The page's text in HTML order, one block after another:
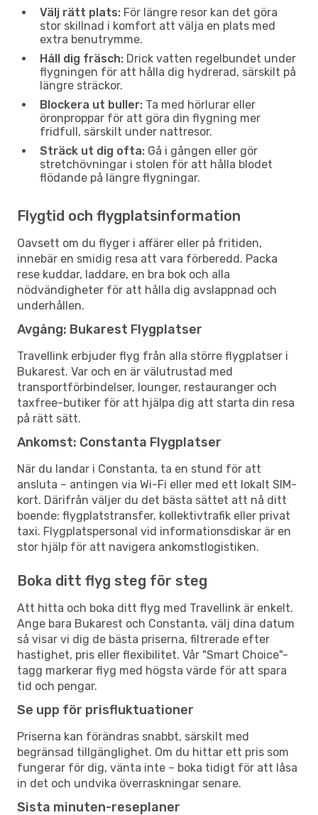
Välj rätt plats: För längre resor kan det göra
stor skillnad i komfort att välja en plats med
extra benutrymme.
Håll dig fräsch: Drick vatten regelbundet under
flygningen för att hålla dig hydrerad, särskilt på
längre sträckor.
Blockera ut buller: Ta med hörlurar eller
öronproppar för att göra din flygning mer
fridfull, särskilt under nattresor.
Sträck ut dig ofta: Gå i gången eller gör
stretchövningar i stolen för att hålla blodet
flödande på längre flygningar.
Flygtid och flygplatsinformation
Oavsett om du flyger i affärer eller på fritiden,
innebär en smidig resa att vara förberedd. Packa
rese kuddar, laddare, en bra bok och alla
nödvändigheter för att hålla dig avslappnad och
underhållen.
Avgång: Bukarest Flygplatser
Travellink erbjuder flyg från alla större flygplatser i
Bukarest. Var och en är välutrustad med
transportförbindelser, lounger, restauranger och
taxfree-butiker för att hjälpa dig att starta din resa
på rätt sätt.
Ankomst: Constanta Flygplatser
När du landar i Constanta, ta en stund för att
ansluta – antingen via Wi-Fi eller med ett lokalt SIM-
kort. Därifrån väljer du det bästa sättet att nå ditt
boende: flygplatstransfer, kollektivtrafik eller privat
taxi. Flygplatspersonal vid informationsdiskar är en
stor hjälp för att navigera ankomstlogistiken.
Boka ditt flyg steg för steg
Att hitta och boka ditt flyg med Travellink är enkelt.
Ange bara Bukarest och Constanta, välj dina datum
så visar vi dig de bästa priserna, filtrerade efter
hastighet, pris eller flexibilitet. Vår "Smart Choice"-
tagg markerar flyg med högsta värde för att spara
tid och pengar.
Se upp för prisfluktuationer
Priserna kan förändras snabbt, särskilt med
begränsad tillgänglighet. Om du hittar ett pris som
fungerar för dig, vänta inte – boka tidigt för att låsa
in det och undvika överraskningar senare.
Sista minuten-reseplaner